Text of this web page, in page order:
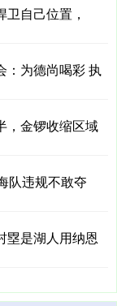
自己位置，
：为德尚喝彩 执
，金锣收缩区域
队违规不敢夺
塁是湖人用纳恩